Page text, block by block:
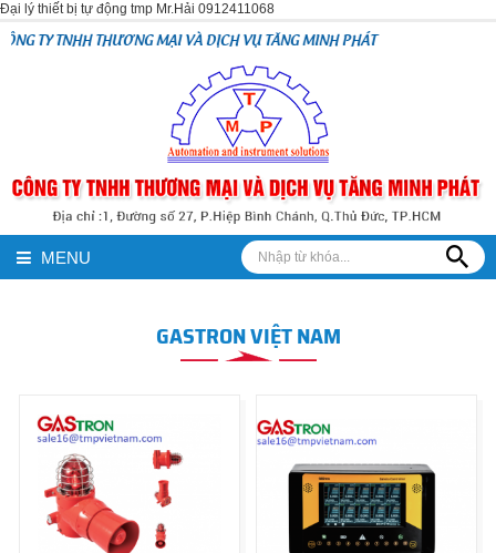
Đại lý thiết bị tự động tmp Mr.Hải 0912411068
TY TNHH THƯƠNG MẠI VÀ DỊCH VỤ TĂNG MINH PHÁT
MENU
GASTRON VIỆT NAM